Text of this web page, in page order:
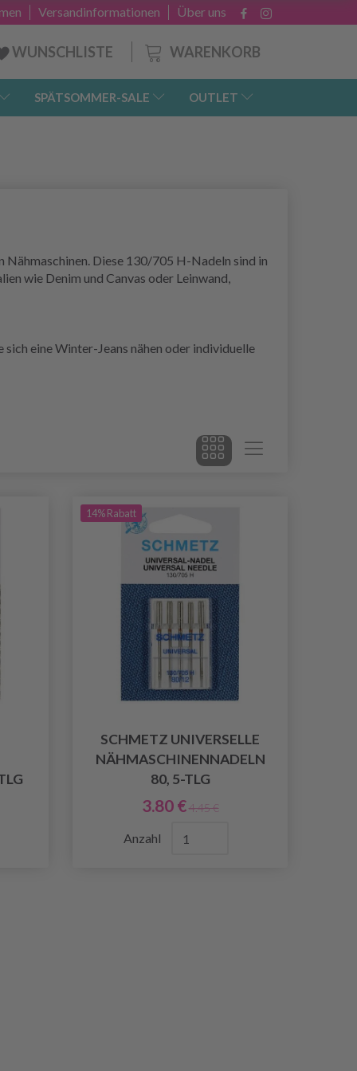
Über uns
Versandinformationen
WARENKORB
WUNSCHLISTE
SPÄTSOMMER-SALE OUTLET
Diese 130/705 H-Nadeln sind in
wie Denim und Canvas oder Leinwand,
eine Winter-Jeans nähen oder individuelle
14% Rabatt
SCHMETZ UNIVERSELLE
NÄHMASCHINENNADELN
80, 5-TLG
3.80 € 4.45 €
Anzahl